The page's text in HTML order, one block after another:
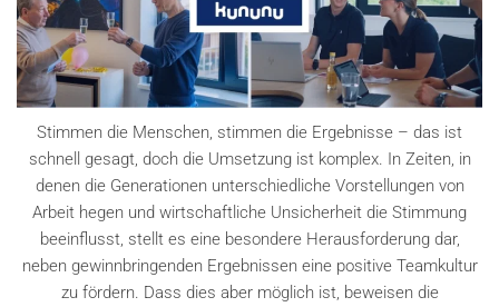
Stimmen die Menschen, stimmen die Ergebnisse – das ist
schnell gesagt, doch die Umsetzung ist komplex. In Zeiten, in
denen die Generationen unterschiedliche Vorstellungen von
Arbeit hegen und wirtschaftliche Unsicherheit die Stimmung
beeinflusst, stellt es eine besondere Herausforderung dar,
neben gewinnbringenden Ergebnissen eine positive Teamkultur
zu fördern. Dass dies aber möglich ist, beweisen die